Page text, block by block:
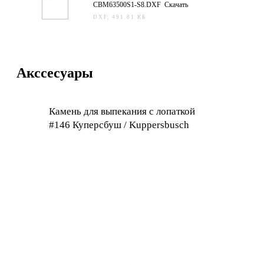
CBM63500S1-S8.DXF Скачать
DXF, 491.81 КБ
Акссесуары
Камень для выпекания с лопаткой
#146 Куперсбуш / Kuppersbusch